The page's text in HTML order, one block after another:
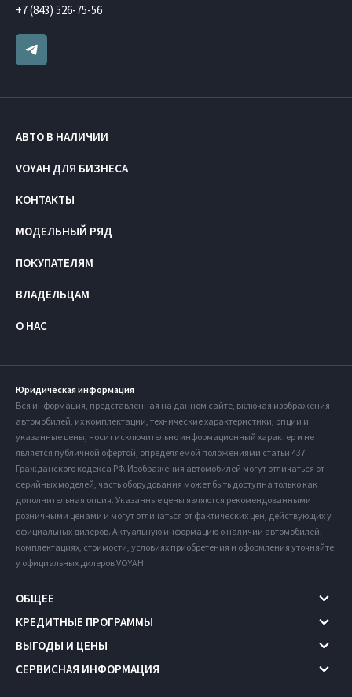
+7 (843) 526-75-56
АВТО В НАЛИЧИИ
VOYAH ДЛЯ БИЗНЕСА
КОНТАКТЫ
МОДЕЛЬНЫЙ РЯД
ПОКУПАТЕЛЯМ
ВЛАДЕЛЬЦАМ
О НАС
Юридическая информация
Вся информация, представленная на данном сайте, включая изображения
автомобилей, их комплектации, технические характеристики, опции и
указанные цены, носит исключительно информационный характер и не
является публичной офертой, определяемой положениями статьи 437
Гражданского кодекса РФ. Изображения автомобилей могут отличаться от
серийных моделей, часть оборудования может быть доступна только как
дополнительная опция. Указанные цены являются рекомендованными
розничными ценами и могут отличаться от фактических цен, действующих у
официальных дилеров. Актуальную информацию о наличии автомобилей,
комплектациях, стоимости, условиях приобретения и оформления уточняйте
у официальных дилеров VOYAH.
ОБЩЕЕ
КРЕДИТНЫЕ ПРОГРАММЫ
ВЫГОДЫ И ЦЕНЫ
СЕРВИСНАЯ ИНФОРМАЦИЯ